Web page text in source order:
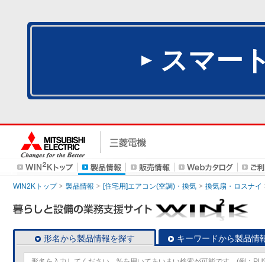
スマー
WIN2Kトップ 製品情報 [住宅用]エアコン(空調)・換気 換気扇・ロスナイ
形名から製品情報を探す キーワードから製品情